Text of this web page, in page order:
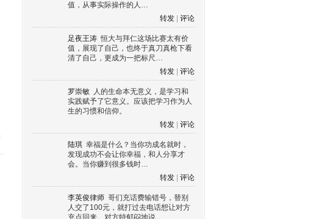
值，从事实际操作的人…
转发
评论
足夜王涛 恒大与拜仁这场比赛太有价
值，展现了自己，也终于真刀真枪下看
清了自己，更成为一把标尺…
转发
评论
罗崇敏 人的生命本无意义，是学习和
实践赋予了它意义。应该把学习作为人
生的习惯和信仰。
转发
评论
陆琪 幸福是什么？当你功成名就时，
发现成功不会让你幸福，和人分享才
会。当你赚到很多钱时…
转发
评论
李英俊律师 哥们充话费输错号，替别
人交了100元，就打过去电话想让对方
充点回来。对方特郁闷地说…